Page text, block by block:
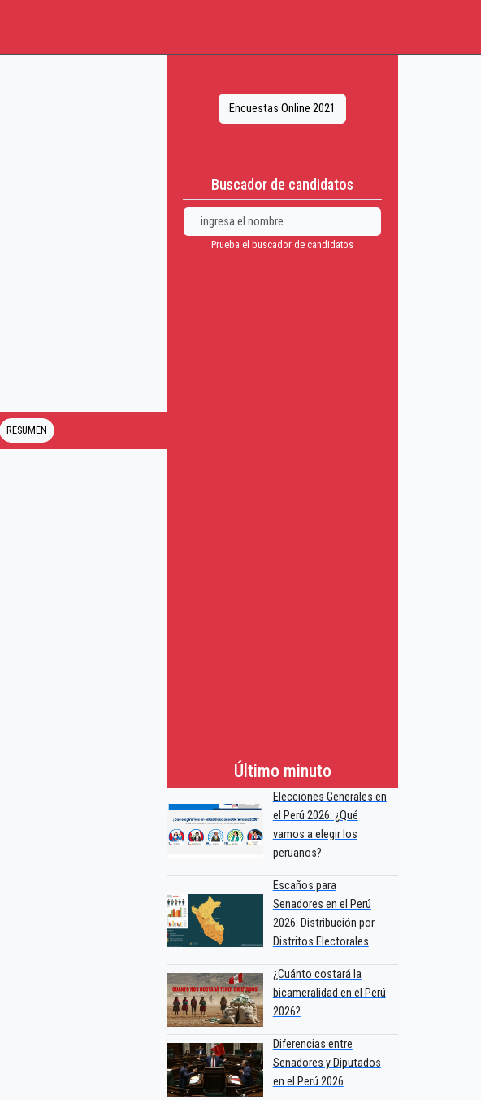
RESUMEN
Encuestas Online 2021
Buscador de candidatos
Prueba el buscador de candidatos
Último minuto
Elecciones Generales en
el Perú 2026: ¿Qué
vamos a elegir los
peruanos?
Escaños para
Senadores en el Perú
2026: Distribución por
Distritos Electorales
¿Cuánto costará la
bicameralidad en el Perú
2026?
Diferencias entre
Senadores y Diputados
en el Perú 2026